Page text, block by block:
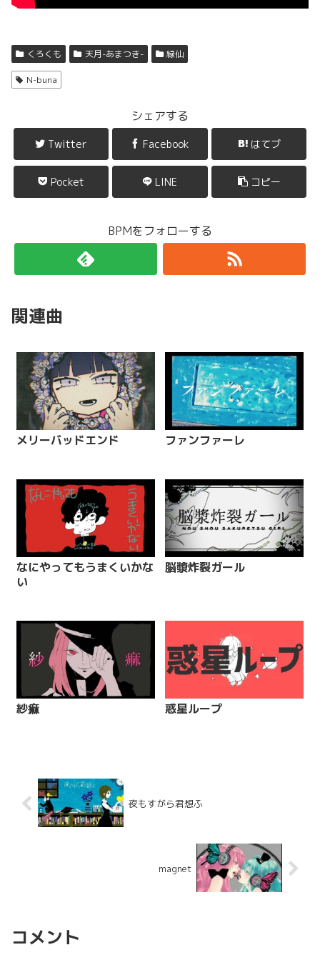
くろくも 天月-あまつき- 緑仙
N-buna
シェアする
Twitter Facebook はてブ
Pocket LINE コピー
BPMをフォローする
関連曲
メリーバッドエンド ファンファーレ
なにやってもうまくいかな
い
脳漿炸裂ガール
紗痲 惑星ループ
夜もすがら君想ふ
magnet
コメント